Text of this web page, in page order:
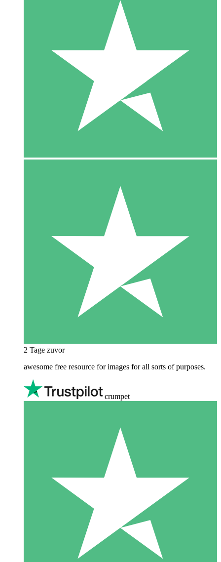
2 Tage zuvor
awesome free resource for images for all sorts of purposes.
crumpet